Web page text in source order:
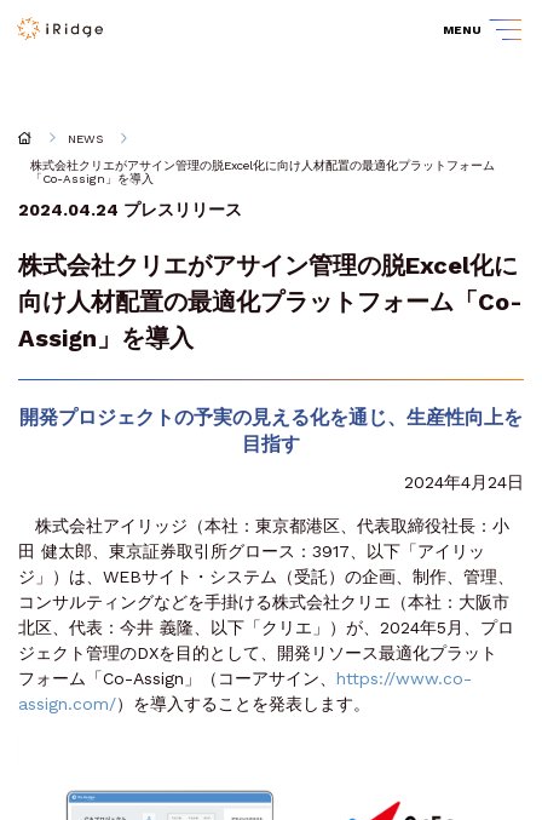
MENU
NEWS
株式会社クリエがアサイン管理の脱Excel化に向け人材配置の最適化プラットフォーム
「Co-Assign」を導入
2024.04.24 プレスリリース
株式会社クリエがアサイン管理の脱Excel化に
向け人材配置の最適化プラットフォーム「Co-
Assign」を導入
開発プロジェクトの予実の見える化を通じ、生産性向上を
目指す
2024年4月24日
株式会社アイリッジ（本社：東京都港区、代表取締役社長：小
田 健太郎、東京証券取引所グロース：3917、以下「アイリッ
ジ」）は、WEBサイト・システム（受託）の企画、制作、管理、
コンサルティングなどを手掛ける株式会社クリエ（本社：大阪市
北区、代表：今井 義隆、以下「クリエ」）が、2024年5月、プロ
ジェクト管理のDXを目的として、開発リソース最適化プラット
フォーム「Co-Assign」（コーアサイン、 https://www.co-
assign.com/）を導入することを発表します。